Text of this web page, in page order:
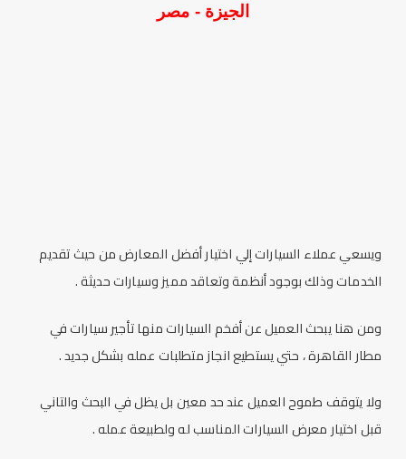
الجيزة - مصر
ويسعي عملاء السيارات إلي اختيار أفضل المعارض من حيث تقديم
الخدمات وذلك بوجود أنظمة وتعاقد مميز وسيارات حديثة .
ومن هنا يبحث العميل عن أفخم السيارات منهاتأجير سيارات في
مطار القاهرة، حتي يستطيع انجاز متطلبات عمله بشكل جديد .
ولا يتوقف طموح العميل عند حد معين بل يظل في البحث والتاني
قبل اختيار معرض السيارات المناسب له ولطبيعة عمله .